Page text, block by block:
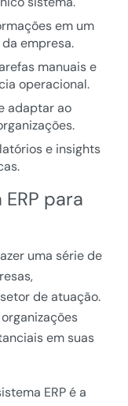
em um
empresa.
manuais e
operacional.
adaptar ao
e insights
para
uma série de
de atuação.
em suas
ERP é a